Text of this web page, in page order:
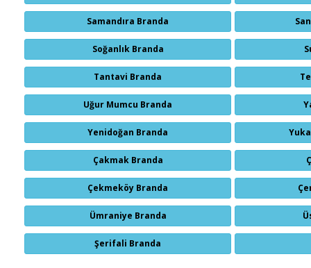
Samandıra Branda
Soğanlık Branda
Tantavi Branda
Uğur Mumcu Branda
Yenidoğan Branda
Çakmak Branda
Çekmeköy Branda
Ümraniye Branda
Şerifali Branda